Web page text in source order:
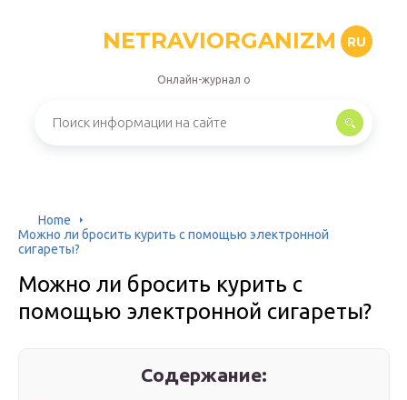
NETRAVIORGANIZM RU
Онлайн-журнал о
Home
Можно ли бросить курить с помощью электронной
сигареты?
Можно ли бросить курить с
помощью электронной сигареты?
Содержание: